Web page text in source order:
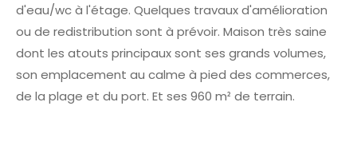
d'eau/wc à l'étage. Quelques travaux d'amélioration
ou de redistribution sont à prévoir. Maison très saine
dont les atouts principaux sont ses grands volumes,
son emplacement au calme à pied des commerces,
de la plage et du port. Et ses 960 m² de terrain.